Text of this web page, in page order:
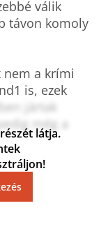
válik
távon komoly
a krími
is, ezek
jártak
még a
látja.